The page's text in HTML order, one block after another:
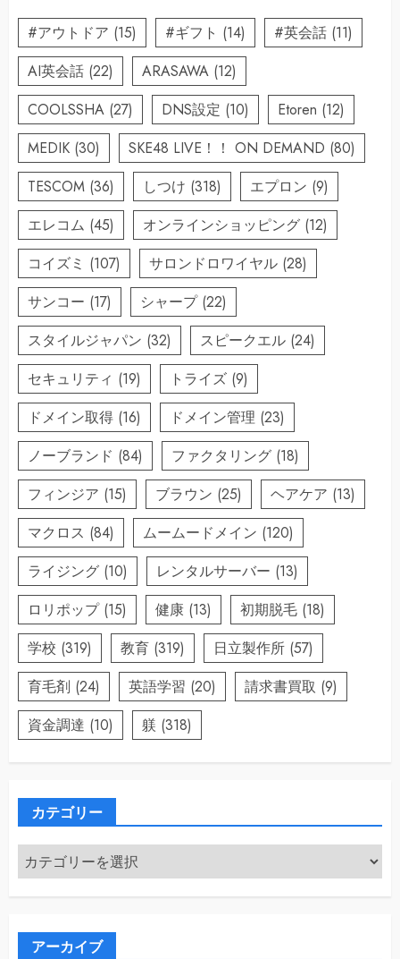
#アウトドア (15) #ギフト (14) #英会話 (11)
AI英会話 (22) ARASAWA (12)
COOLSSHA (27) DNS設定 (10) Etoren (12)
MEDIK (30) SKE48 LIVE！！ ON DEMAND (80)
TESCOM (36) しつけ (318) エプロン (9)
エレコム (45) オンラインショッピング (12)
コイズミ (107) サロンドロワイヤル (28)
サンコー (17) シャープ(22)
スタイルジャパン (32) スピークエル (24)
セキュリティ (19) トライズ (9)
ドメイン取得 (16) ドメイン管理 (23)
ノーブランド (84) ファクタリング (18)
フィンジア (15) ブラウン (25) ヘアケア (13)
マクロス (84) ムームードメイン (120)
ライジング (10) レンタルサーバー (13)
ロリポップ(15) 健康 (13) 初期脱毛 (18)
学校 (319) 教育 (319) 日立製作所 (57)
育毛剤 (24) 英語学習 (20) 請求書買取 (9)
資金調達 (10) 躾 (318)
カテゴリー
カ
テ
ゴ
アーカイブ